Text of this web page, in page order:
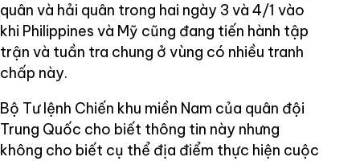
quân và hải quân trong hai ngày 3 và 4/1 vào
khi Philippines và Mỹ cũng đang tiến hành tập
trận và tuần tra chung ở vùng có nhiều tranh
chấp này.
Bộ Tư lệnh Chiến khu miền Nam của quân đội
Trung Quốc cho biết thông tin này nhưng
không cho biết cụ thể địa điểm thực hiện cuộc